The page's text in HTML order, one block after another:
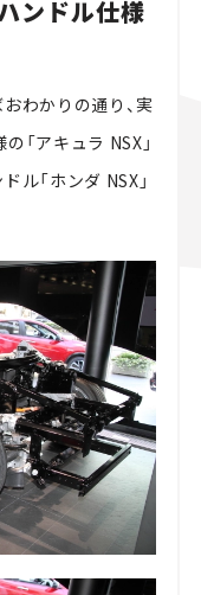
ンドル仕様
わかりの通り、実
「アキュラ NSX」
ル「ホンダ NSX」